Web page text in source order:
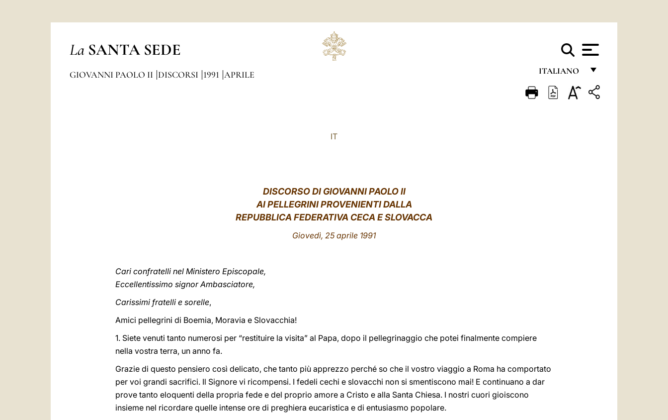
La SANTA SEDE
ITALIANO
FRANÇAIS
GIOVANNI PAOLO II DISCORSI 1991 APRILE
IT
DISCORSO DI GIOVANNI PAOLO II
AI PELLEGRINI PROVENIENTI DALLA
REPUBBLICA FEDERATIVA CECA E SLOVACCA
Giovedì, 25 aprile 1991
Cari confratelli nel Ministero Episcopale,
Eccellentissimo signor Ambasciatore,
Carissimi fratelli e sorelle,
Amici pellegrini di Boemia, Moravia e Slovacchia!
1. Siete venuti tanto numerosi per “restituire la visita” al Papa, dopo il pellegrinaggio che potei finalmente compiere
nella vostra terra, un anno fa.
Grazie di questo pensiero così delicato, che tanto più apprezzo perché so che il vostro viaggio a Roma ha comportato
per voi grandi sacrifici. Il Signore vi ricompensi. I fedeli cechi e slovacchi non si smentiscono mai! E continuano a dar
prove tanto eloquenti della propria fede e del proprio amore a Cristo e alla Santa Chiesa. I nostri cuori gioiscono
insieme nel ricordare quelle intense ore di preghiera eucaristica e di entusiasmo popolare.